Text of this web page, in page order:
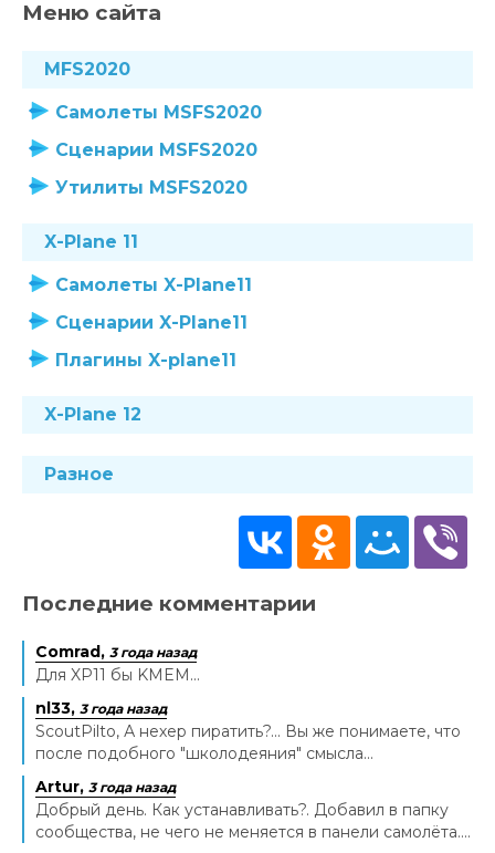
Меню сайта
MFS2020
Самолеты MSFS2020
Сценарии MSFS2020
Утилиты MSFS2020
X-Plane 11
Самолеты X-Plane11
Сценарии X-Plane11
Плагины X-plane11
X-Plane 12
Разное
Последние комментарии
Comrad, 3 года назад
Для XP11 бы KMEM...
nl33, 3 года назад
ScoutPilto, А нехер пиратить?... Вы же понимаете, что
после подобного "школодеяния" смысла...
Artur, 3 года назад
Добрый день. Как устанавливать?. Добавил в папку
сообщества, не чего не меняется в панели самолёта....